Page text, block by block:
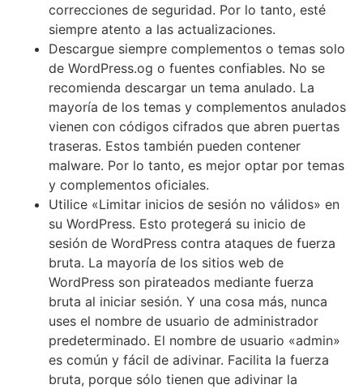
correcciones de seguridad. Por lo tanto, esté
siempre atento a las actualizaciones.
Descargue siempre complementos o temas solo
de WordPress.og o fuentes confiables. No se
recomienda descargar un tema anulado. La
mayoría de los temas y complementos anulados
vienen con códigos cifrados que abren puertas
traseras. Estos también pueden contener
malware. Por lo tanto, es mejor optar por temas
y complementos oficiales.
Utilice «Limitar inicios de sesión no válidos» en
su WordPress. Esto protegerá su inicio de
sesión de WordPress contra ataques de fuerza
bruta. La mayoría de los sitios web de
WordPress son pirateados mediante fuerza
bruta al iniciar sesión. Y una cosa más, nunca
uses el nombre de usuario de administrador
predeterminado. El nombre de usuario «admin»
es común y fácil de adivinar. Facilita la fuerza
bruta, porque sólo tienen que adivinar la